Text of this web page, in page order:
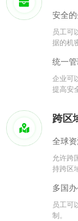
安全
员工可
据的机
统一
企业可
提高安
跨区
全球
允许跨
持跨区
多国
员工可
制。